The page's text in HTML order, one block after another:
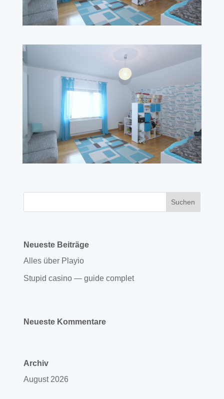
Neueste Beiträge
Alles über Playio
Stupid casino — guide complet
Neueste Kommentare
Archiv
August 2026